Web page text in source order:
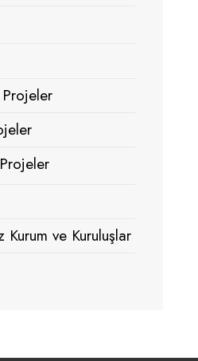
Kurum ve Kuruluşlar